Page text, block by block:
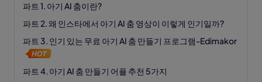
파트 1. 아기 AI 춤이란?
파트 2. 왜 인스타에서 아기 AI 춤 영상이 이렇게 인기일까?
파트 3. 인기 있는 무료 아기 AI 춤 만들기 프로그램-Edimakor
파트 4. 아기 AI 춤 만들기 어플 추천 5가지